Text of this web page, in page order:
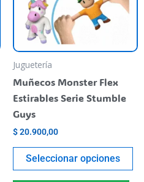
Juguetería
Muñecos Monster Flex
Estirables Serie Stumble
Guys
$20.900,00
Seleccionar opciones
se